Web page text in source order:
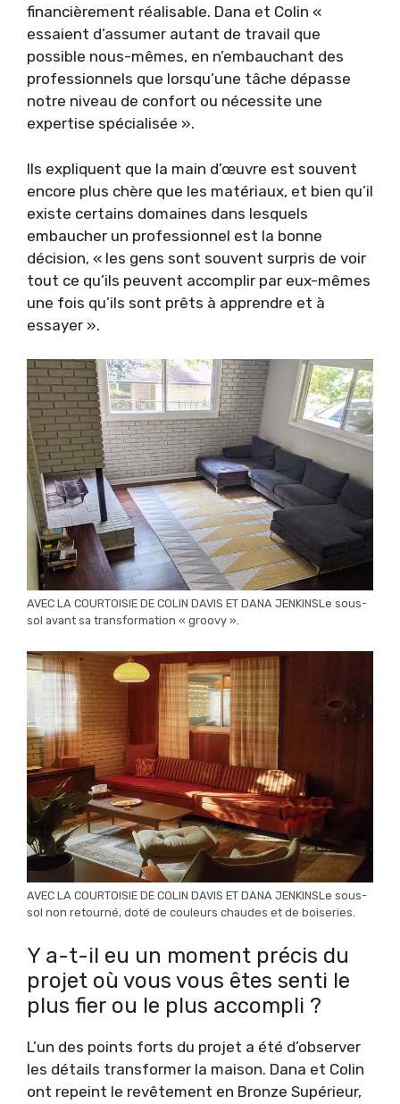
financièrement réalisable. Dana et Colin «
essaient d’assumer autant de travail que
possible nous-mêmes, en n’embauchant des
professionnels que lorsqu’une tâche dépasse
notre niveau de confort ou nécessite une
expertise spécialisée ».
Ils expliquent que la main d’œuvre est souvent
encore plus chère que les matériaux, et bien qu’il
existe certains domaines dans lesquels
embaucher un professionnel est la bonne
décision, « les gens sont souvent surpris de voir
tout ce qu’ils peuvent accomplir par eux-mêmes
une fois qu’ils sont prêts à apprendre et à
essayer ».
AVEC LA COURTOISIE DE COLIN DAVIS ET DANA JENKINSLe sous-
sol avant sa transformation « groovy ».
AVEC LA COURTOISIE DE COLIN DAVIS ET DANA JENKINSLe sous-
sol non retourné, doté de couleurs chaudes et de boiseries.
Y a-t-il eu un moment précis du
projet où vous vous êtes senti le
plus fier ou le plus accompli ?
L’un des points forts du projet a été d’observer
les détails transformer la maison. Dana et Colin
ont repeint le revêtement en Bronze Supérieur,